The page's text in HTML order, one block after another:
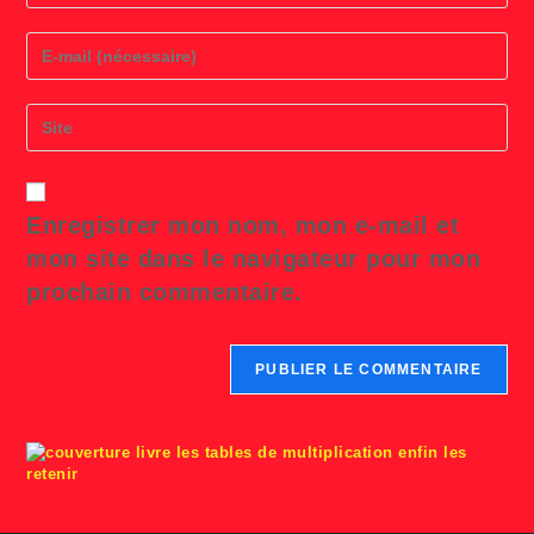
or
username
to
comment
Enter
your
address
comment
Saisir
l’URL
votre
site
(facultatif)
Enregistrer mon nom, mon e-mail et
mon site dans le navigateur pour mon
prochain commentaire.